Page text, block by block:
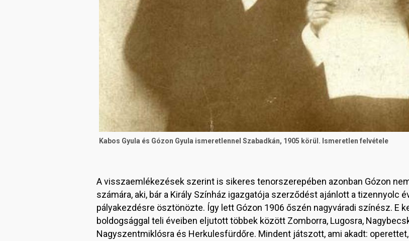
Kabos Gyula és Gózon Gyula ismeretlennel Szabadkán, 1905 körül. Ismeretlen felvétele
A visszaemlékezések szerint is sikeres tenorszerepében azonban Gózon
számára, aki, bár a Király Színház igazgatója szerződést ajánlott a tizennyolc
pályakezdésre ösztönözte. Így lett Gózon 1906 őszén nagyváradi színész. E
boldogsággal teli éveiben eljutott többek között Zomborra, Lugosra,
Nagyszentmiklósra és Herkulesfürdőre. Mindent játszott, ami akadt: